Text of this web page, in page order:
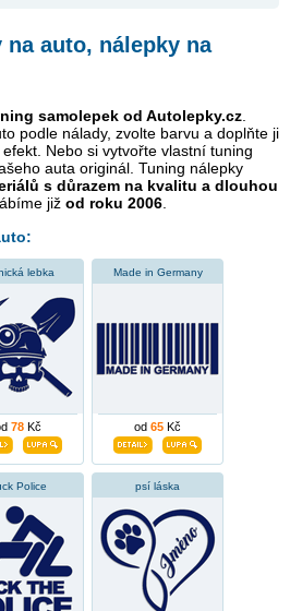
auto, nálepky na
samolepek od Autolepky.cz
podle nálady, zvolte barvu a doplňte ji
Nebo si vytvořte vlastní tuning
auta originál. Tuning nálepky
s důrazem na kvalitu a dlouhou
již od roku 2006
lebka
78 Kč
Made in Germany
od 65 Kč
Police psí láska